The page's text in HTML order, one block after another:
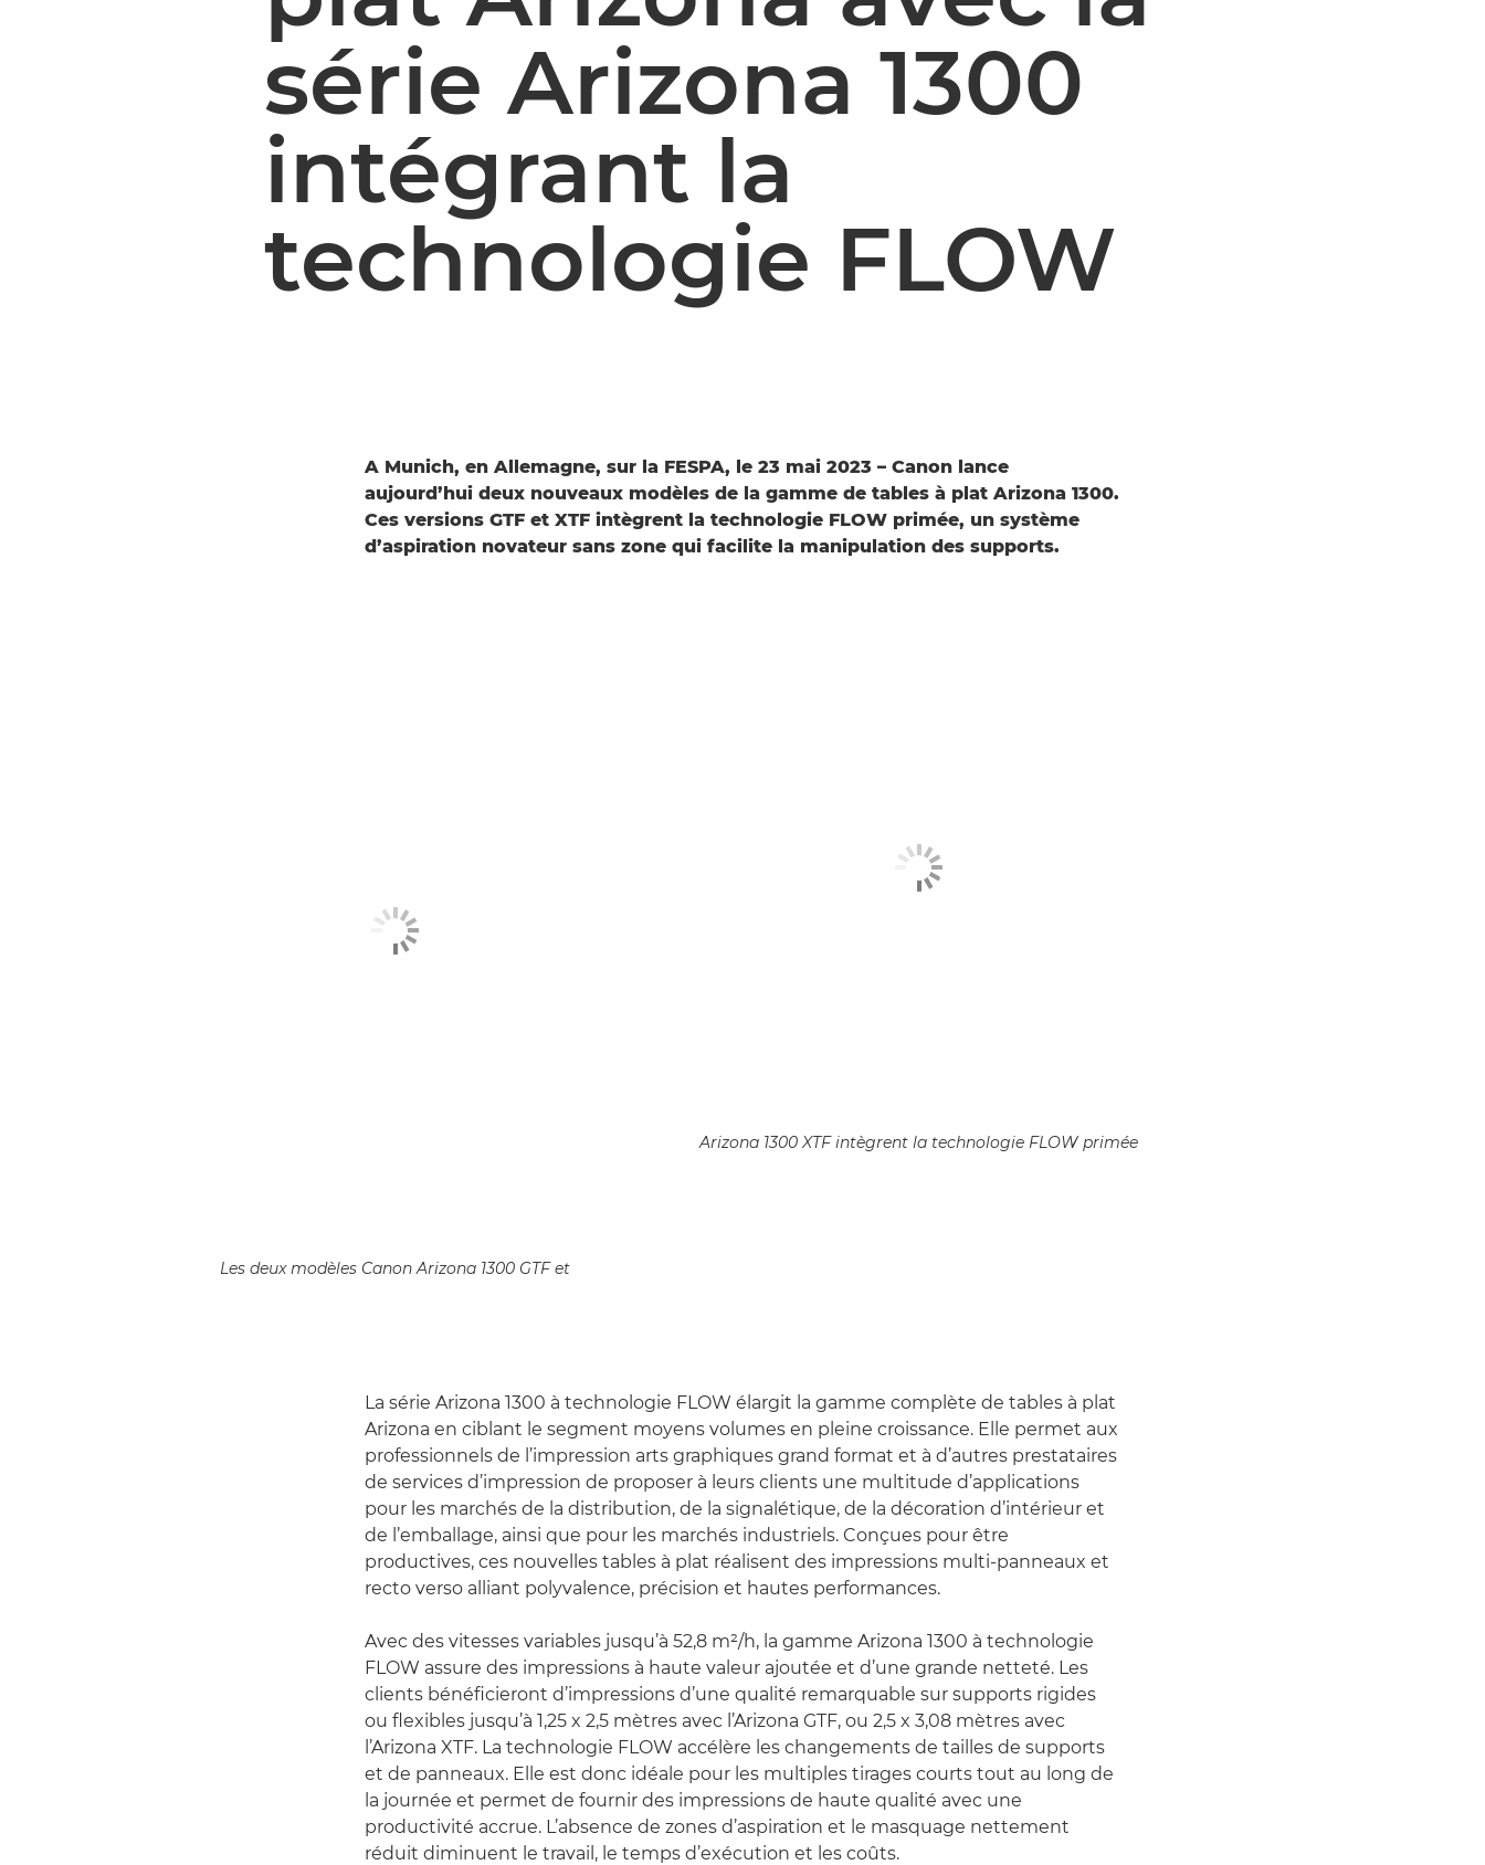
série Arizona 1300
intégrant la
technologie FLOW
A Munich, en Allemagne, sur la FESPA, le 23 mai 2023 – Canon lance
aujourd’hui deux nouveaux modèles de la gamme de tables à plat Arizona 1300.
Ces versions GTF et XTF intègrent la technologie FLOW primée, un système
d’aspiration novateur sans zone qui facilite la manipulation des supports.
Les deux modèles Canon Arizona 1300 GTF et
Arizona 1300 XTF intègrent la technologie FLOW primée
La série Arizona 1300 à technologie FLOW élargit la gamme complète de tables à plat
Arizona en ciblant le segment moyens volumes en pleine croissance. Elle permet aux
professionnels de l’impression arts graphiques grand format et à d’autres prestataires
de services d’impression de proposer à leurs clients une multitude d’applications
pour les marchés de la distribution, de la signalétique, de la décoration d’intérieur et
de l’emballage, ainsi que pour les marchés industriels. Conçues pour être
productives, ces nouvelles tables à plat réalisent des impressions multi-panneaux et
recto verso alliant polyvalence, précision et hautes performances.
Avec des vitesses variables jusqu’à 52,8 m²/h, la gamme Arizona 1300 à technologie
FLOW assure des impressions à haute valeur ajoutée et d’une grande netteté. Les
clients bénéficieront d’impressions d’une qualité remarquable sur supports rigides
ou flexibles jusqu’à 1,25 x 2,5 mètres avec l’Arizona GTF, ou 2,5 x 3,08 mètres avec
l’Arizona XTF. La technologie FLOW accélère les changements de tailles de supports
et de panneaux. Elle est donc idéale pour les multiples tirages courts tout au long de
la journée et permet de fournir des impressions de haute qualité avec une
productivité accrue. L’absence de zones d’aspiration et le masquage nettement
réduit diminuent le travail, le temps d’exécution et les coûts.